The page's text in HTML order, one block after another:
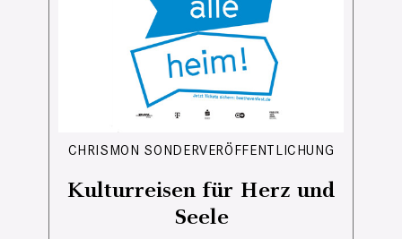
CHRISMON SONDERVERÖFFENTLICHUNG
Kulturreisen für Herz und
Seele